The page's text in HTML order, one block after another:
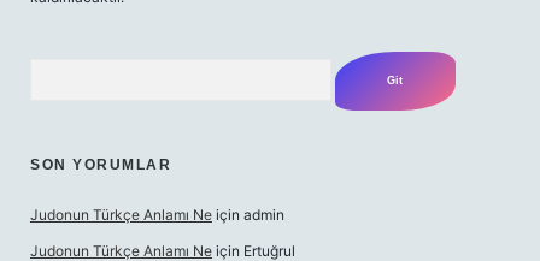
SON YORUMLAR
Judonun Türkçe Anlamı Ne için admin
Judonun Türkçe Anlamı Ne için Ertuğrul